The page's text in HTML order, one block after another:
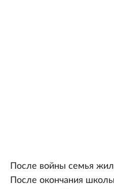
После войны семья
После окончания